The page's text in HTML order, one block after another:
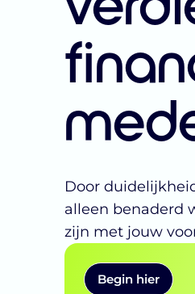
Door
alleen benaderd
zijn met jouw
Begin hier